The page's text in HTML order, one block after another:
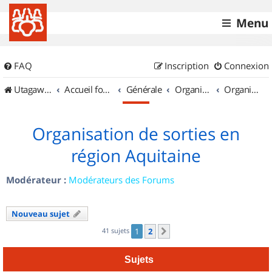
Menu
FAQ Connexion
Inscription
UtagawaVTT (Randos VTT et VTTAE avec traces GPS)
Accueil forum Générale Organisation de sorties & Recherche de partenaires Organisation de sorties en région Aquitaine
Organisation de sorties en
région Aquitaine
Modérateur : Modérateurs des Forums
Nouveau sujet
41 sujets 1 2
Sujets